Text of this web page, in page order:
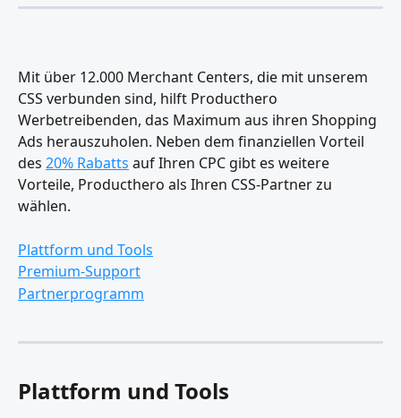
Mit über 12.000 Merchant Centers, die mit unserem
CSS verbunden sind, hilft Producthero
Werbetreibenden, das Maximum aus ihren Shopping
Ads herauszuholen. Neben dem finanziellen Vorteil
des 20% Rabatts auf Ihren CPC gibt es weitere
Vorteile, Producthero als Ihren CSS-Partner zu
wählen.
Plattform und Tools
Premium-Support
Partnerprogramm
Plattform und Tools